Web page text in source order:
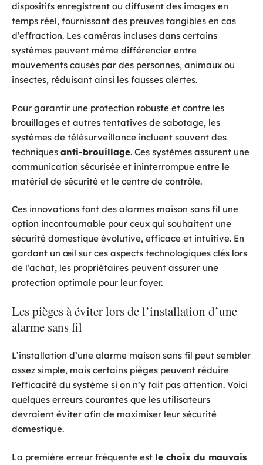
dispositifs enregistrent ou diffusent des images en
temps réel, fournissant des preuves tangibles en cas
d’effraction. Les caméras incluses dans certains
systèmes peuvent même différencier entre
mouvements causés par des personnes, animaux ou
insectes, réduisant ainsi les fausses alertes.
Pour garantir une protection robuste et contre les
brouillages et autres tentatives de sabotage, les
systèmes de télésurveillance incluent souvent des
techniques anti-brouillage. Ces systèmes assurent une
communication sécurisée et ininterrompue entre le
matériel de sécurité et le centre de contrôle.
Ces innovations font des alarmes maison sans fil une
option incontournable pour ceux qui souhaitent une
sécurité domestique évolutive, efficace et intuitive. En
gardant un œil sur ces aspects technologiques clés lors
de l’achat, les propriétaires peuvent assurer une
protection optimale pour leur foyer.
Les pièges à éviter lors de l’installation d’une
alarme sans fil
L’installation d’une alarme maison sans fil peut sembler
assez simple, mais certains pièges peuvent réduire
l’efficacité du système si on n’y fait pas attention. Voici
quelques erreurs courantes que les utilisateurs
devraient éviter afin de maximiser leur sécurité
domestique.
La première erreur fréquente est le choix du mauvais